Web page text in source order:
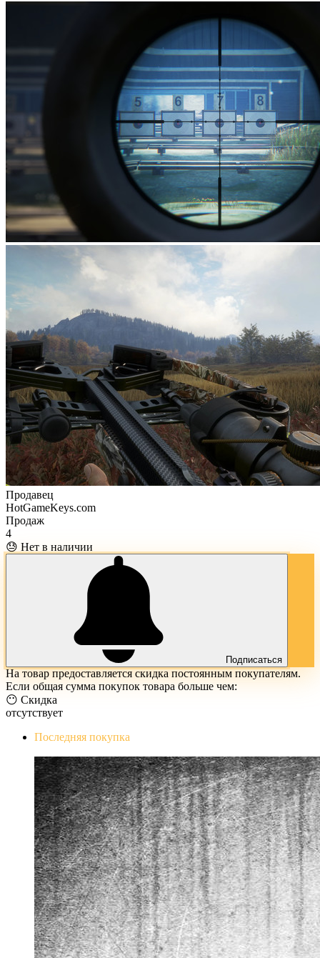
Продавец
HotGameKeys.com
Продаж
4
😓 Нет в наличии
Подписаться
На товар предоставляется скидка постоянным покупателям.
Если общая сумма покупок товара больше чем:
😶 Скидка
отсутствует
Последняя покупка